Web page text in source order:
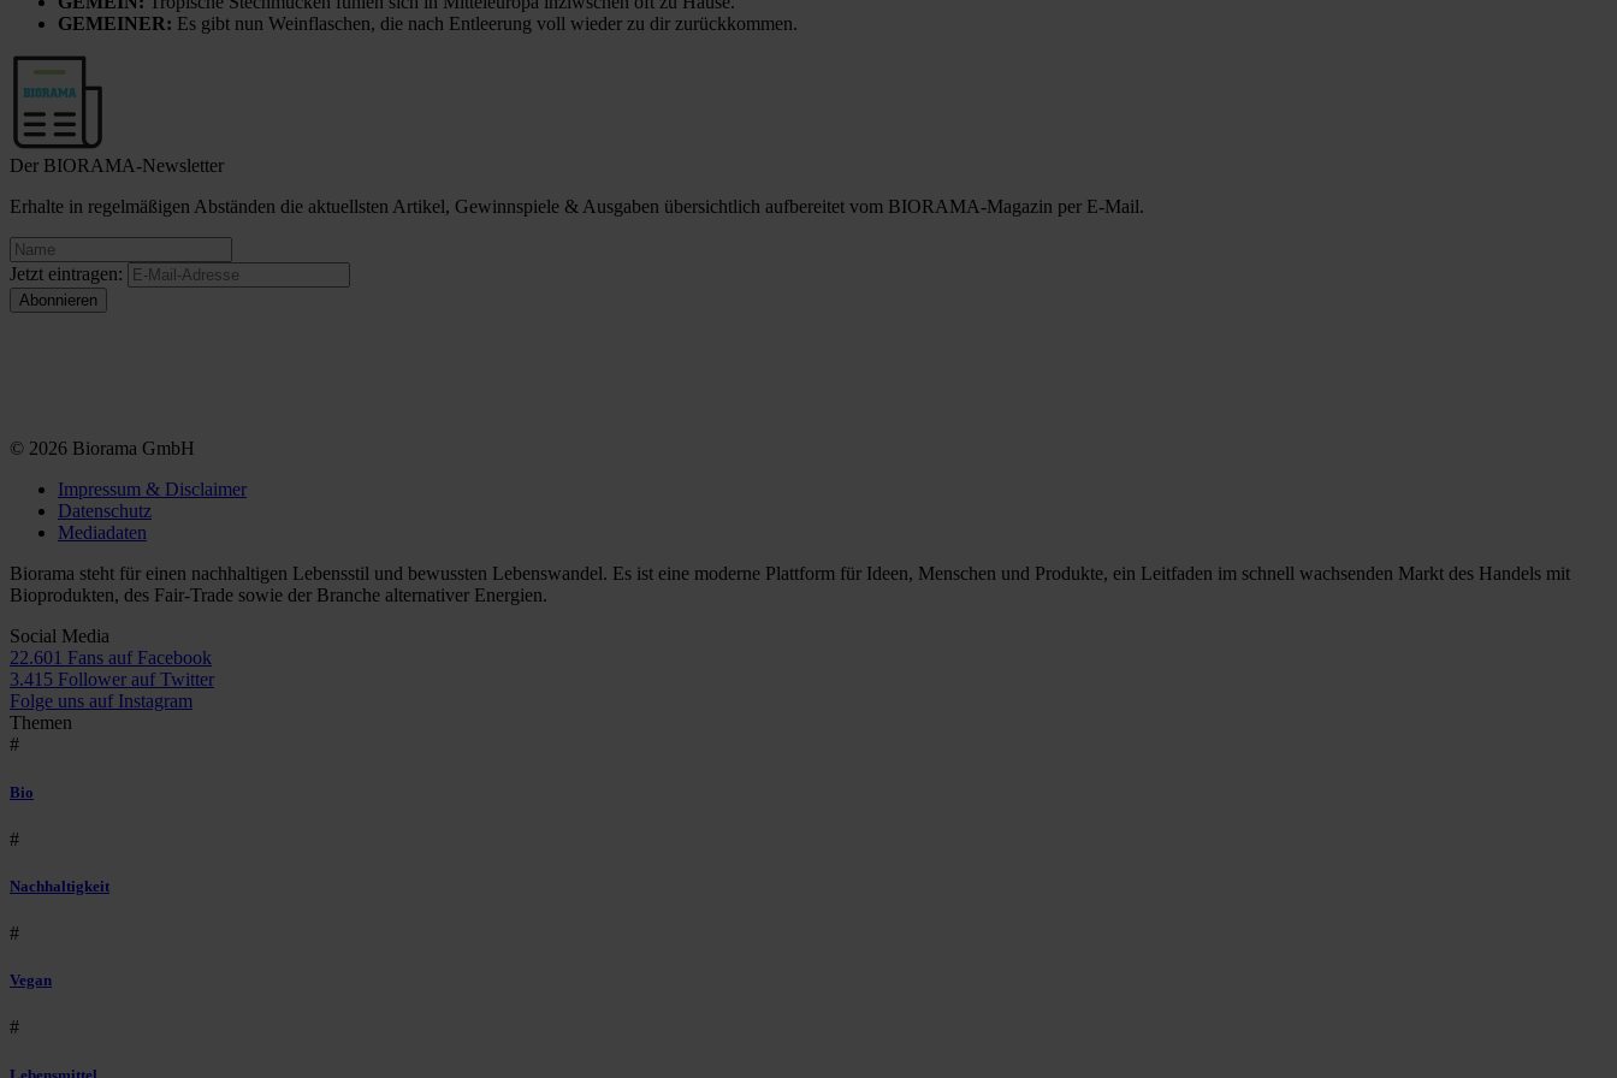
GEMEINER: Es gibt nun Weinflaschen, die nach Entleerung voll wieder zu dir zurückkommen.
Der BIORAMA-Newsletter
Erhalte in regelmäßigen Abständen die aktuellsten Artikel, Gewinnspiele & Ausgaben übersichtlich aufbereitet vom BIORAMA-Magazin per E-Mail.
Jetzt eintragen:
© 2026 Biorama GmbH
Impressum & Disclaimer
Datenschutz
Mediadaten
Biorama steht für einen nachhaltigen Lebensstil und bewussten Lebenswandel. Es ist eine moderne Plattform für Ideen, Menschen und Produkte, ein Leitfaden im schnell wachsenden Markt des Handels mit
Bioprodukten, des Fair-Trade sowie der Branche alternativer Energien.
Social Media
22.601 Fans auf Facebook
3.415 Follower auf Twitter
Folge uns auf Instagram
Themen
#
Bio
#
Nachhaltigkeit
#
Vegan
#